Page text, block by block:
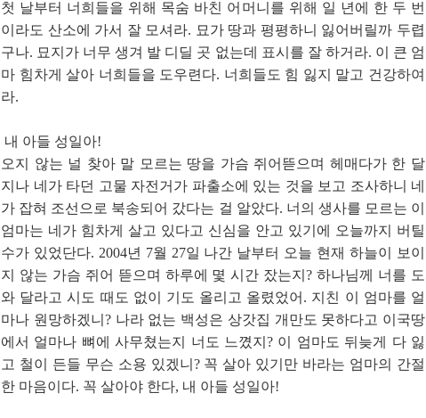
첫 날부터 너희들을 위해 목숨 바친 어머니를 위해 일 년에 한 두 번
이라도 산소에 가서 잘 모셔라. 묘가 땅과 평평하니 잃어버릴까 두렵
구나. 묘지가 너무 생겨 발 디딜 곳 없는데 표시를 잘 하거라. 이 큰 엄
마 힘차게 살아 너희들을 도우련다. 너희들도 힘 잃지 말고 건강하여
라.
내 아들 성일아!
오지 않는 널 찾아 말 모르는 땅을 가슴 쥐어뜯으며 헤매다가 한 달
지나 네가 타던 고물 자전거가 파출소에 있는 것을 보고 조사하니 네
가 잡혀 조선으로 북송되어 갔다는 걸 알았다. 너의 생사를 모르는 이
엄마는 네가 힘차게 살고 있다고 신심을 안고 있기에 오늘까지 버틸
수가 있었단다. 2004년 7월 27일 나간 날부터 오늘 현재 하늘이 보이
지 않는 가슴 쥐어 뜯으며 하루에 몇 시간 잤는지? 하나님께 너를 도
와 달라고 시도 때도 없이 기도 올리고 올렸었어. 지친 이 엄마를 얼
마나 원망하겠니? 나라 없는 백성은 상갓집 개만도 못하다고 이국땅
에서 얼마나 뼈에 사무쳤는지 너도 느꼈지? 이 엄마도 뒤늦게 다 잃
고 철이 든들 무슨 소용 있겠니? 꼭 살아 있기만 바라는 엄마의 간절
한 마음이다. 꼭 살아야 한다, 내 아들 성일아!